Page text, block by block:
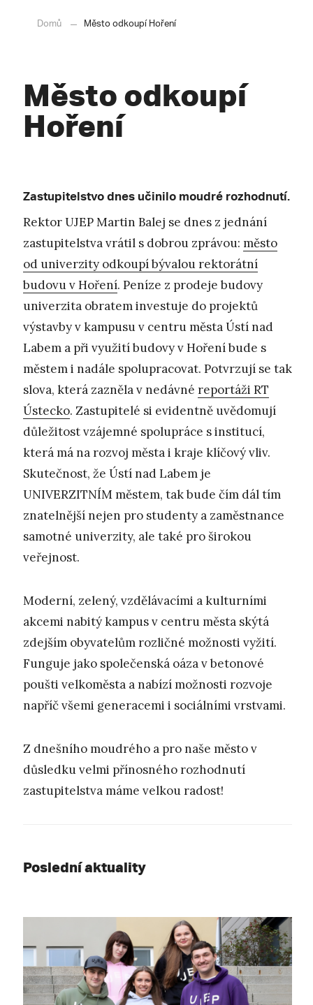
Domů Město odkoupí Hoření
Město odkoupí
Hoření
Zastupitelstvo dnes učinilo moudré rozhodnutí.
Rektor UJEP Martin Balej se dnes z jednání
zastupitelstva vrátil s dobrou zprávou: město
od univerzity odkoupí bývalou rektorátní
budovu v Hoření. Peníze z prodeje budovy
univerzita obratem investuje do projektů
výstavby v kampusu v centru města Ústí nad
Labem a při využití budovy v Hoření bude s
městem i nadále spolupracovat. Potvrzují se tak
slova, která zazněla v nedávné reportáži RT
Ústecko. Zastupitelé si evidentně uvědomují
důležitost vzájemné spolupráce s institucí,
která má na rozvoj města i kraje klíčový vliv.
Skutečnost, že Ústí nad Labem je
UNIVERZITNÍM městem, tak bude čím dál tím
znatelnější nejen pro studenty a zaměstnance
samotné univerzity, ale také pro širokou
veřejnost.
Moderní, zelený, vzdělávacími a kulturními
akcemi nabitý kampus v centru města skýtá
zdejším obyvatelům rozličné možnosti vyžití.
Funguje jako společenská oáza v betonové
poušti velkoměsta a nabízí možnosti rozvoje
napříč všemi generacemi i sociálními vrstvami.
Z dnešního moudrého a pro naše město v
důsledku velmi přínosného rozhodnutí
zastupitelstva máme velkou radost!
Poslední aktuality